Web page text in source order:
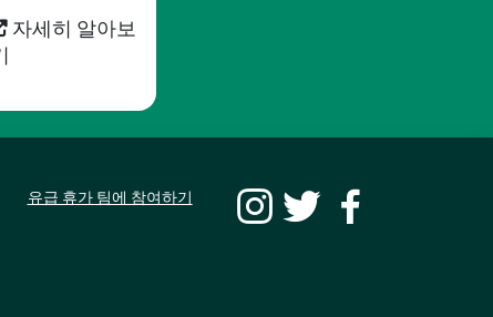
자세히 알아보
유급 휴가 팀에 참여하기